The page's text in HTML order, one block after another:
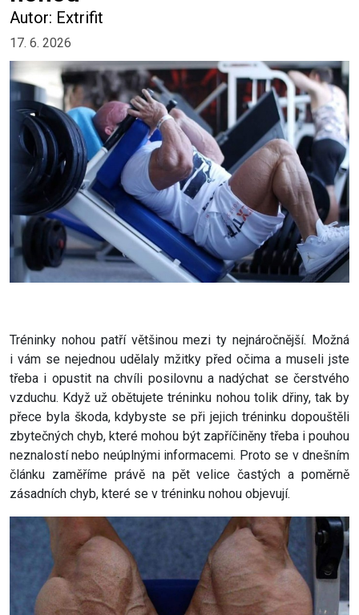
Autor: Extrifit
17. 6. 2026
Tréninky nohou patří většinou mezi ty nejnáročnější. Možná
i vám se nejednou udělaly mžitky před očima a museli jste
třeba i opustit na chvíli posilovnu a nadýchat se čerstvého
vzduchu. Když už obětujete tréninku nohou tolik dřiny, tak by
přece byla škoda, kdybyste se při jejich tréninku dopouštěli
zbytečných chyb, které mohou být zapříčiněny třeba i pouhou
neznalostí nebo neúplnými informacemi. Proto se v dnešním
článku zaměříme právě na pět velice častých a poměrně
zásadních chyb, které se v tréninku nohou objevují.